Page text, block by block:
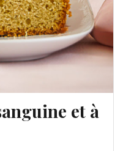
et à